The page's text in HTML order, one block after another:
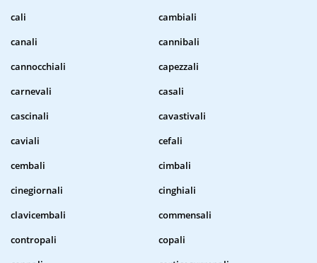
cali
cambiali
canali
cannibali
cannocchiali
capezzali
carnevali
casali
cascinali
cavastivali
caviali
cefali
cembali
cimbali
cinegiornali
cinghiali
clavicembali
commensali
contropali
copali